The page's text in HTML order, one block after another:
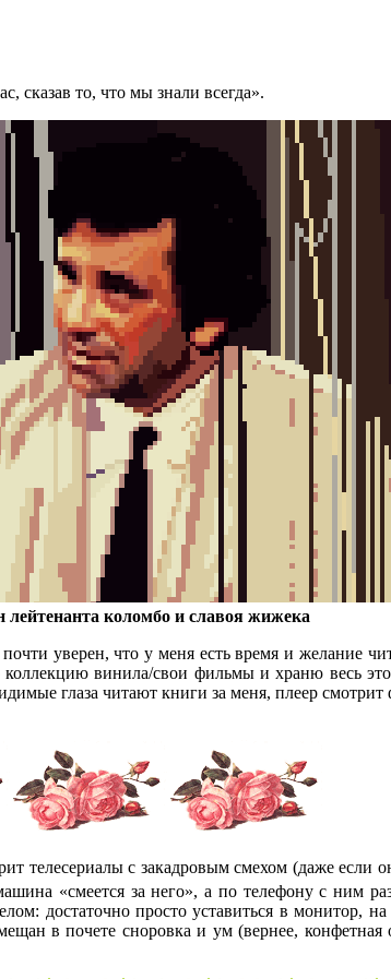
сказав то, что мы знали всегда».
коломбо и славоя жижека
уверен, что у меня есть время и желание
винила/свои фильмы и храню весь
глаза читают книги за меня, плеер
телесериалы с закадровым смехом (даже если
«смеется за него», а по телефону с ним
достаточно просто уставиться в монитор, на
в почете сноровка и ум (вернее,